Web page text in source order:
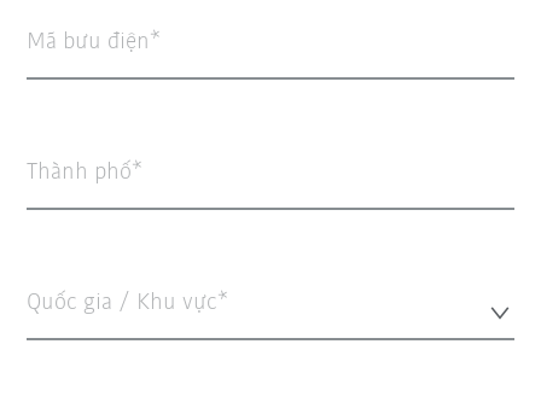
Mã bưu điện
Thành phố
Quốc gia / Khu vực*